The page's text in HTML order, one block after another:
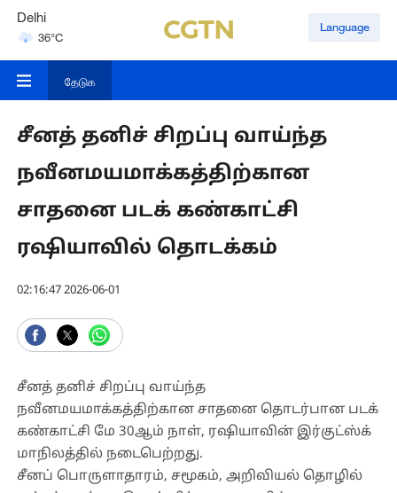
Delhi
36°C
Hyderabad
Language
தேடுக
சீனத் தனிச் சிறப்பு வாய்ந்த
நவீனமயமாக்கத்திற்கான
சாதனை படக் கண்காட்சி
ரஷியாவில் தொடக்கம்
02:16:47 2026-06-01
சீனத் தனிச் சிறப்பு வாய்ந்த
நவீனமயமாக்கத்திற்கான சாதனை தொடர்பான படக்
கண்காட்சி மே 30ஆம் நாள், ரஷியாவின் இர்குட்ஸ்க்
மாநிலத்தில் நடைபெற்றது.
சீனப் பொருளாதாரம், சமூகம், அறிவியல் தொழில்